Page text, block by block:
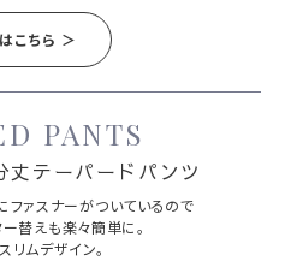
こちら ＞
PANTS
丈テーパードパンツ
ファスナーがついているので
替えも楽々簡単に。
リムデザイン。